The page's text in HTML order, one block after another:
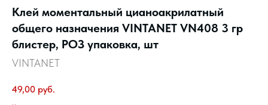
Клей моментальный цианоакрилатный
общего назначения VINTANET VN408 3 гр
блистер, РОЗ упаковка, шт
VINTANET
49,00 руб.